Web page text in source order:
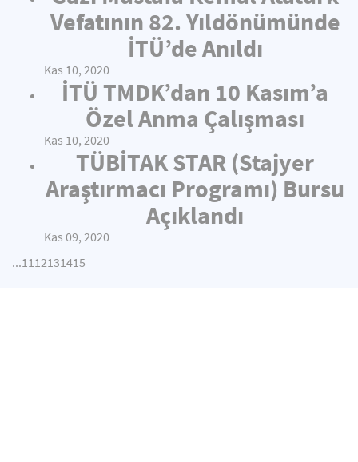
Vefatının 82. Yıldönümünde
İTÜ’de Anıldı
Kas 10, 2020
İTÜ TMDK’dan 10 Kasım’a
Özel Anma Çalışması
Kas 10, 2020
TÜBİTAK STAR (Stajyer
Araştırmacı Programı) Bursu
Açıklandı
Kas 09, 2020
...1112131415